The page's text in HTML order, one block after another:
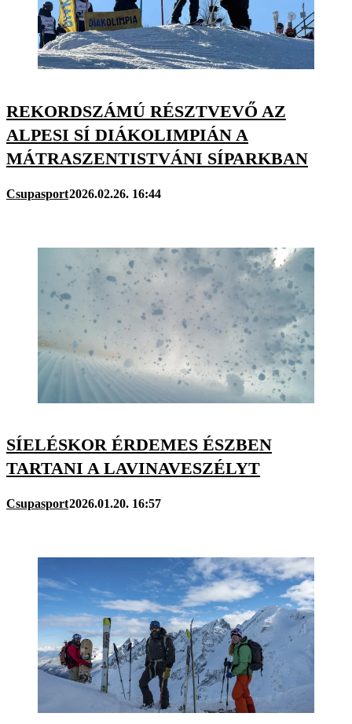
REKORDSZÁMÚ RÉSZTVEVŐ AZ
ALPESI SÍ DIÁKOLIMPIÁN A
MÁTRASZENTISTVÁNI SÍPARKBAN
Csupasport2026.02.26. 16:44
SÍELÉSKOR ÉRDEMES ÉSZBEN
TARTANI A LAVINAVESZÉLYT
Csupasport2026.01.20. 16:57